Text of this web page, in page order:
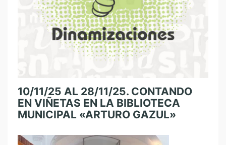
10/11/25 AL 28/11/25. CONTANDO
EN VIÑETAS EN LA BIBLIOTECA
MUNICIPAL «ARTURO GAZUL»